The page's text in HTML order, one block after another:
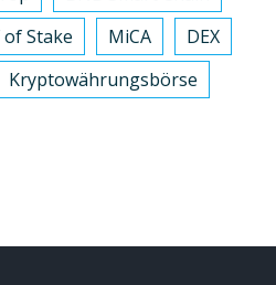
Stake MiCA
DEX
Kryptowährungsbörse